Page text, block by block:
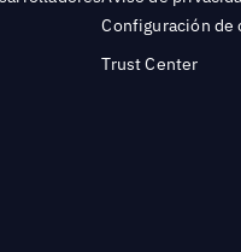
Configuración de
Trust Center